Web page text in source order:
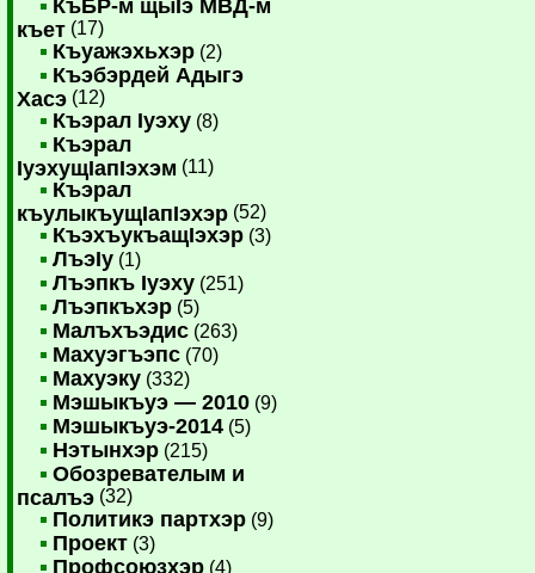
КъБР-м щыIэ МВД-м
къет (17)
Къуажэхьхэр (2)
Къэбэрдей Адыгэ
Хасэ (12)
Къэрал Iуэху (8)
Къэрал
IуэхущIапIэхэм (11)
Къэрал
къулыкъущIапIэхэр (52)
КъэхъукъащIэхэр (3)
ЛъэIу (1)
Лъэпкъ Iуэху (251)
Лъэпкъхэр (5)
Малъхъэдис (263)
Махуэгъэпс (70)
Махуэку (332)
Мэшыкъуэ — 2010 (9)
Мэшыкъуэ-2014 (5)
Нэтынхэр (215)
Обозревателым и
псалъэ (32)
Политикэ партхэр (9)
Проект (3)
Профсоюзхэр (4)